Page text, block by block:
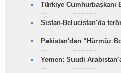
Türkiye Cumhurbaşkanı
Sistan-Belucistan'da
Pakistan'dan “Hürmüz
Yemen: Suudi